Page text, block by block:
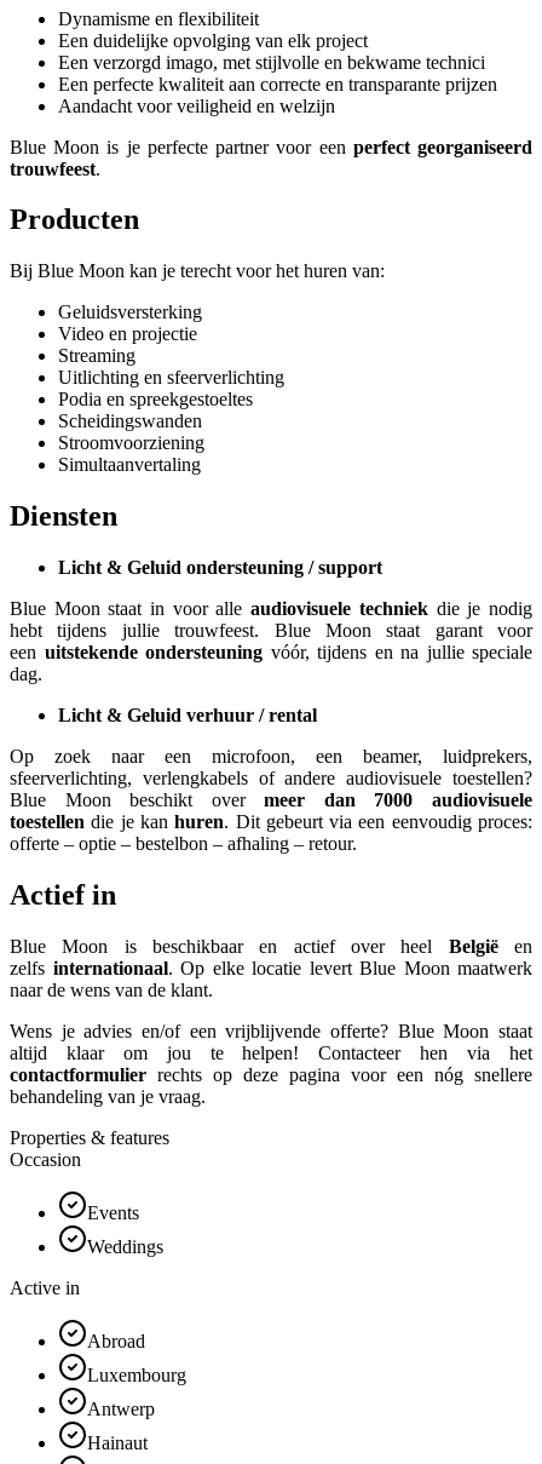
Dynamisme en flexibiliteit
Een duidelijke opvolging van elk project
Een verzorgd imago, met stijlvolle en bekwame technici
Een perfecte kwaliteit aan correcte en transparante prijzen
Aandacht voor veiligheid en welzijn
Blue Moon is je perfecte partner voor een perfect georganiseerd
trouwfeest.
Producten
Bij Blue Moon kan je terecht voor het huren van:
Geluidsversterking
Video en projectie
Streaming
Uitlichting en sfeerverlichting
Podia en spreekgestoeltes
Scheidingswanden
Stroomvoorziening
Simultaanvertaling
Diensten
Licht & Geluid ondersteuning / support
Blue Moon staat in voor alleaudiovisuele techniek die je nodig
hebt tijdens jullie trouwfeest. Blue Moon staat garant voor
een uitstekende ondersteuning vóór, tijdens en na jullie speciale
dag.
Licht & Geluid verhuur / rental
Op zoek naar een microfoon, een beamer, luidprekers,
sfeerverlichting, verlengkabels of andere audiovisuele toestellen?
Blue Moon beschikt overmeer dan 7000 audiovisuele
toestellendie je kanhuren. Dit gebeurt via een eenvoudig proces:
offerte – optie – bestelbon – afhaling – retour.
Actief in
Blue Moon is beschikbaar en actief over heel Belgiëen
zelfs internationaal. Op elke locatie levert Blue Moon maatwerk
naar de wens van de klant.
Wens je advies en/of een vrijblijvende offerte? Blue Moon staat
altijd klaar om jou te helpen! Contacteer hen via het
contactformulier rechts op deze pagina voor een nóg snellere
behandeling van je vraag.
Properties & features
Occasion
Events
Weddings
Active in
Abroad
Luxembourg
Antwerp
Hainaut